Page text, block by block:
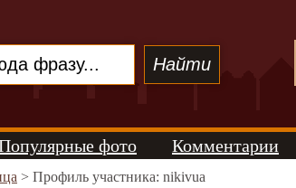
фото Комментарии
> Профиль участника: nikivua